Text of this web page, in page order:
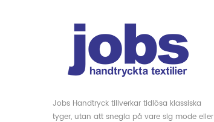
Jobs Handtryck tillverkar tidlösa klassiska
tyger, utan att snegla på vare sig mode eller